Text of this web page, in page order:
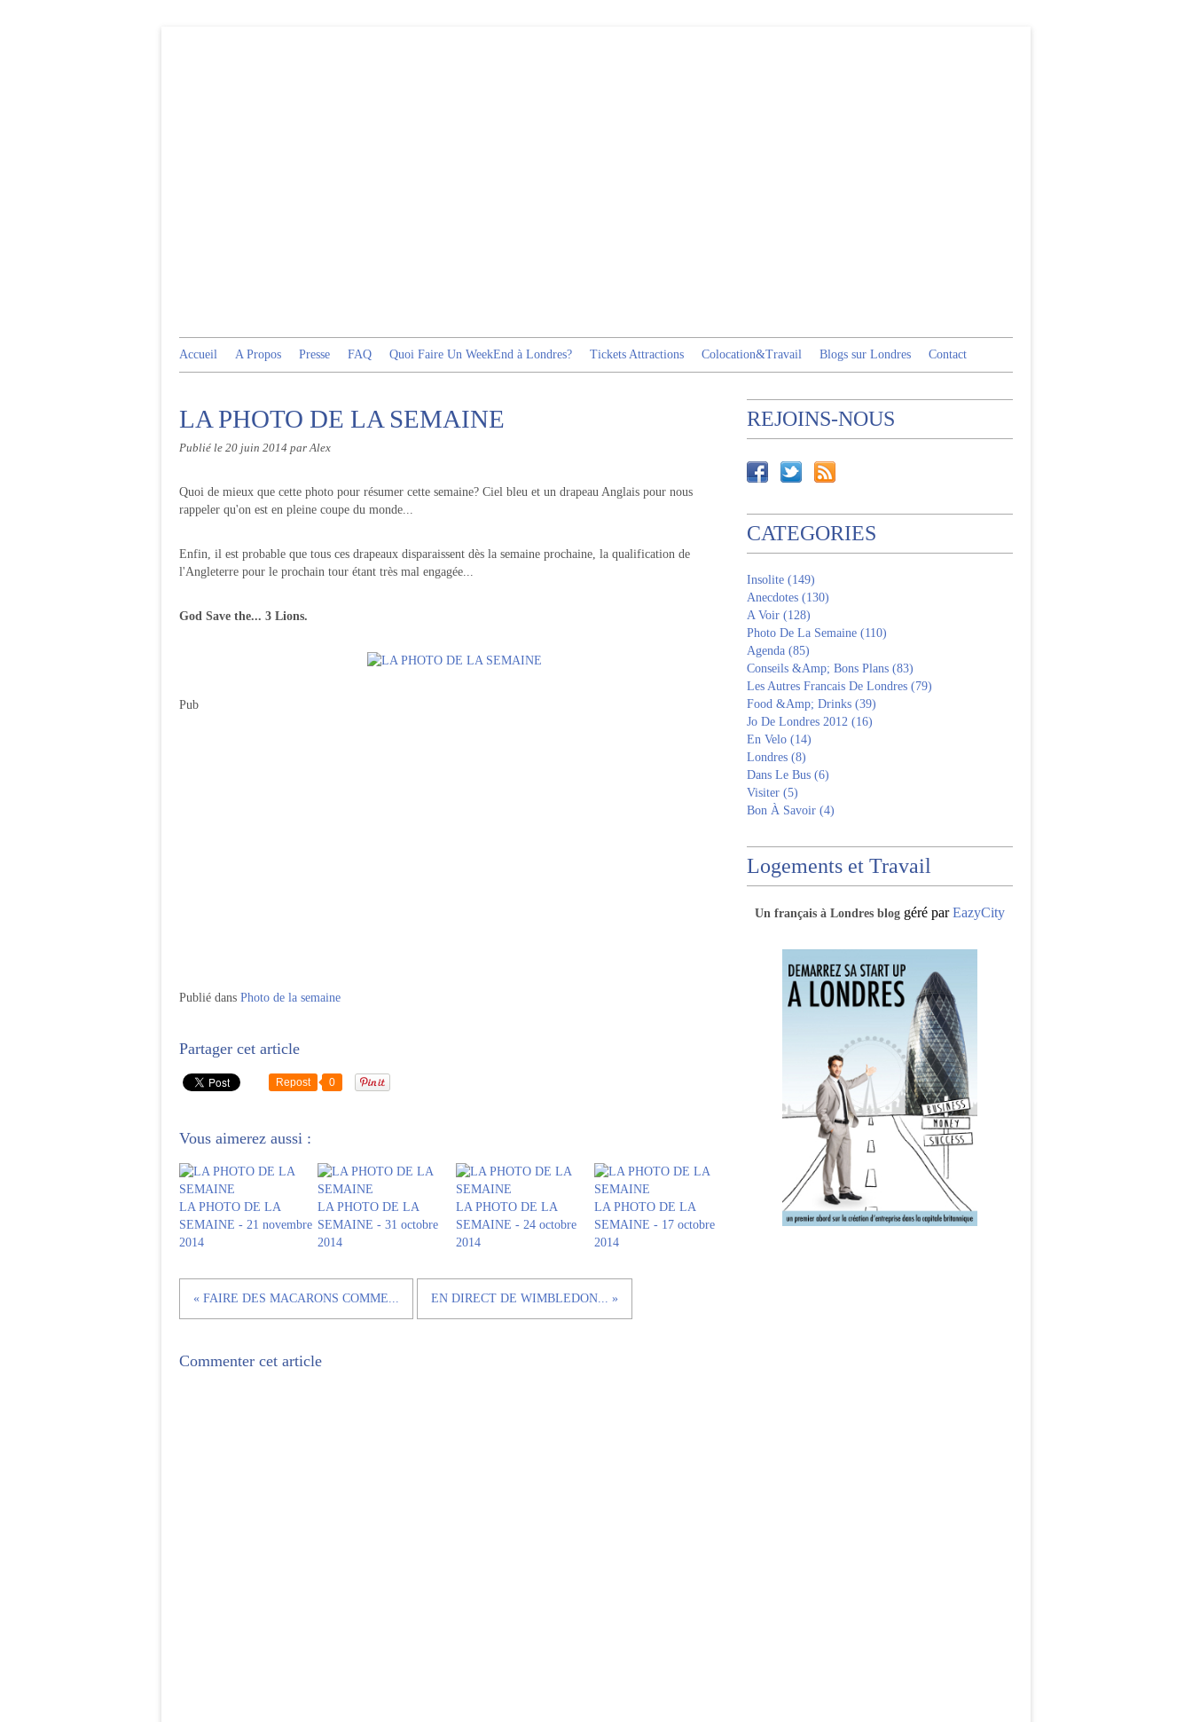
Accueil A Propos Presse FAQ Quoi Faire Un WeekEnd à Londres? Tickets Attractions Colocation&Travail Blogs sur Londres Contact
LA PHOTO DE LA SEMAINE
Publié le 20 juin 2014 par Alex
Quoi de mieux que cette photo pour résumer cette semaine? Ciel bleu et un drapeau Anglais pour nous
rappeler qu'on est en pleine coupe du monde...
Enfin, il est probable que tous ces drapeaux disparaissent dès la semaine prochaine, la qualification de
l'Angleterre pour le prochain tour étant très mal engagée...
God Save the... 3 Lions.
Pub
Publié dans Photo de la semaine
Partager cet article
Repost 0
Vous aimerez aussi :
LA PHOTO DE LA
SEMAINE - 21 novembre
2014
LA PHOTO DE LA
SEMAINE - 31 octobre
2014
LA PHOTO DE LA
SEMAINE - 24 octobre
2014
LA PHOTO DE LA
SEMAINE - 17 octobre
2014
« FAIRE DES MACARONS COMME... EN DIRECT DE WIMBLEDON... »
Commenter cet article
REJOINS-NOUS
CATEGORIES
Insolite (149)
Anecdotes (130)
A Voir (128)
Photo De La Semaine (110)
Agenda (85)
Conseils &Amp; Bons Plans (83)
Les Autres Francais De Londres (79)
Food &Amp; Drinks (39)
Jo De Londres 2012 (16)
En Velo (14)
Londres (8)
Dans Le Bus (6)
Visiter (5)
Bon À Savoir (4)
Logements et Travail
Un français à Londres blog géré parEazyCity